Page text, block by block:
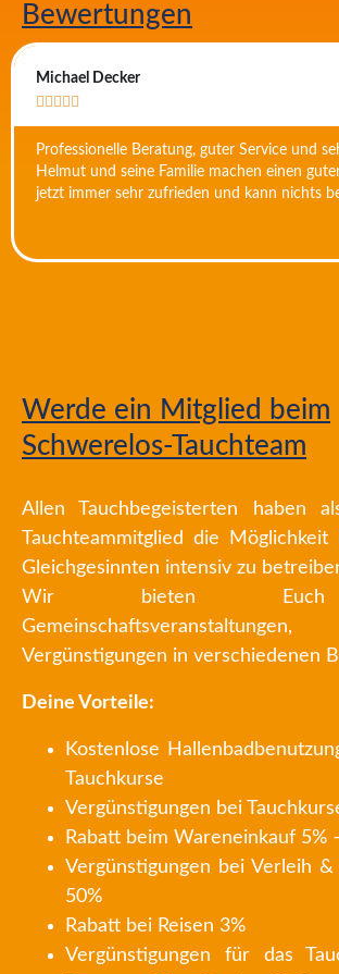
Bewertungen
Michael Decker
    
Professionelle Beratung, guter Service und
Helmut und seine Familie machen einen
jetzt immer sehr zufrieden und kann nichts
Werde ein Mitglied beim
Schwerelos-Tauchteam
Allen Tauchbegeisterten haben
Tauchteammitglied die
Gleichgesinnten intensiv zu
Wir bieten Euch
Vergünstigungen in verschiedenen
Deine Vorteile:
Kostenlose
Tauchkurse
Vergünstigungen bei
Rabatt beim Wareneinkauf 5%
Vergünstigungen bei Verleih &
50%
Rabatt bei Reisen 3%
Vergünstigungen für das